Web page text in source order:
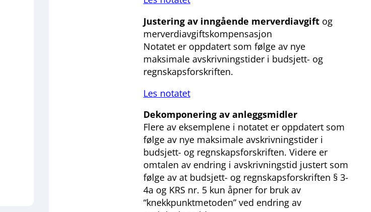
Justering av inngående merverdiavgift og
merverdiavgiftskompensasjon
Notatet er oppdatert som følge av nye
maksimale avskrivningstider i budsjett- og
regnskapsforskriften.
Les notatet
Dekomponering av anleggsmidler
Flere av eksemplene i notatet er oppdatert som
følge av nye maksimale avskrivningstider i
budsjett- og regnskapsforskriften. Videre er
omtalen av endring i avskrivningstid justert som
følge av at budsjett- og regnskapsforskriften § 3-
4a og KRS nr. 5 kun åpner for bruk av
“knekkpunktmetoden” ved endring av